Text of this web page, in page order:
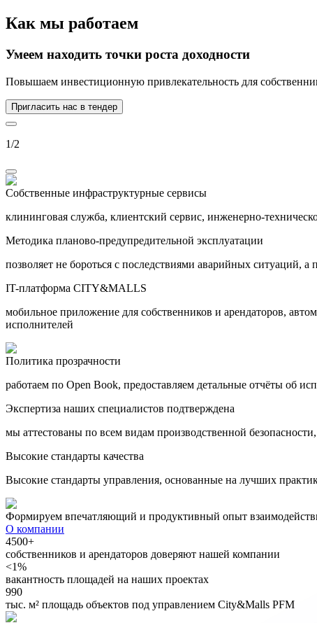
Как мы работаем
Умеем находить точки роста доходности
Повышаем инвестиционную привлекательность для
Пригласить нас в тендер
1/2
Собственные инфраструктурные сервисы
клининговая служба, клиентский сервис, инженерно-
Методика планово-предупредительной эксплуатации
позволяет не бороться с последствиями аварийных ситуаций, а
IT-платформа CITY&MALLS
мобильное приложение для собственников и арендаторов,
исполнителей
Политика прозрачности
работаем по Open Book, предоставляем детальные отчёты об
Экспертиза наших специалистов подтверждена
мы аттестованы по всем видам производственной
Высокие стандарты качества
Высокие стандарты управления, основанные на лучших
Формируем впечатляющий и продуктивный опыт
О компании
4500+
собственников и арендаторов доверяют нашей компании
<1%
вакантность площадей на наших проектах
990
тыс. м² площадь объектов под управлением City&Malls PFM